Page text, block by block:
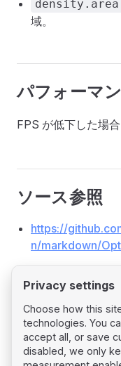
density.area
域。
パフォーマ
FPS が低下した場
ソース参照
https://
n/markdown/
PagerPrevious page
Particles
Privacy settings
Choose how this
technologies. You
accept all, or save
disabled, we only